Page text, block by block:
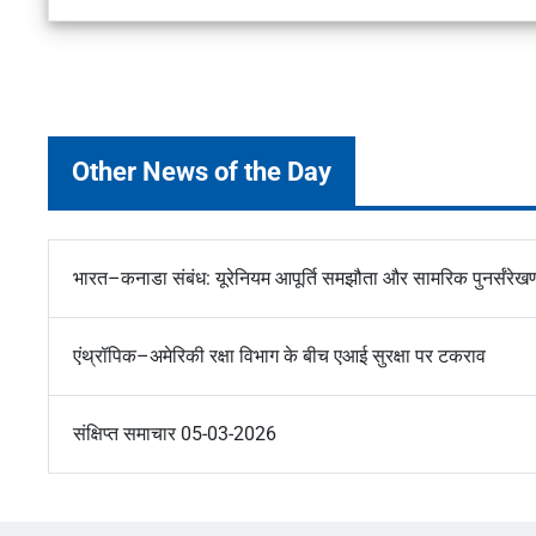
Other News of the Day
भारत–कनाडा संबंध: यूरेनियम आपूर्ति समझौता और सामरिक
एंथ्रॉपिक–अमेरिकी रक्षा विभाग के बीच एआई सुरक्षा पर टकराव
संक्षिप्त समाचार 05-03-2026